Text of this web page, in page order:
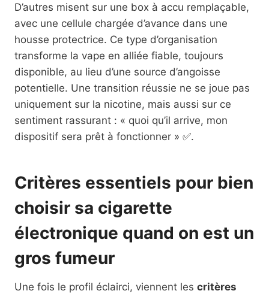
D’autres misent sur une box à accu remplaçable,
avec une cellule chargée d’avance dans une
housse protectrice. Ce type d’organisation
transforme la vape en alliée fiable, toujours
disponible, au lieu d’une source d’angoisse
potentielle. Une transition réussie ne se joue pas
uniquement sur la nicotine, mais aussi sur ce
sentiment rassurant : « quoi qu’il arrive, mon
dispositif sera prêt à fonctionner » ✅.
Critères essentiels pour bien
choisir sa cigarette
électronique quand on est un
gros fumeur
Une fois le profil éclairci, viennent les critères